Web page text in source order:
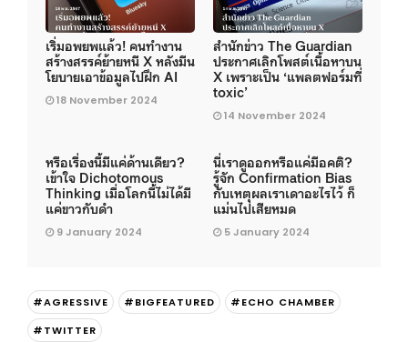
เริ่มอพยพแล้ว! คนทำงาน
สร้างสรรค์ย้ายหนี X หลังมีน
โยบายเอาข้อมูลไปฝึก AI
18 November 2024
สำนักข่าว The Guardian
ประกาศเลิกโพสต์เนื้อหาบน
X เพราะเป็น ‘แพลตฟอร์มที่
toxic’
14 November 2024
หรือเรื่องนี้มีแค่ด้านเดียว?
เข้าใจ Dichotomous
Thinking เมื่อโลกนี้ไม่ได้มี
แค่ขาวกับดำ
9 January 2024
นี่เราดูออกหรือแค่มีอคติ?
รู้จัก Confirmation Bias
กับเหตุผลเราเดาอะไรไว้ ก็
แม่นไปเสียหมด
5 January 2024
#AGRESSIVE #BIGFEATURED
#ECHO CHAMBER
#TWITTER